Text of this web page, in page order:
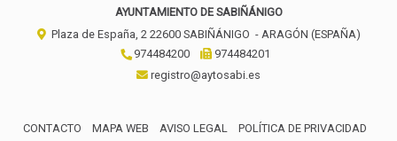
AYUNTAMIENTO DE SABIÑÁNIGO
Plaza de España, 2 22600 SABIÑÁNIGO - ARAGÓN (ESPAÑA)
974484200
974484201
registro@aytosabi.es
CONTACTO MAPA WEB AVISO LEGAL
POLÍTICA DE PRIVACIDAD